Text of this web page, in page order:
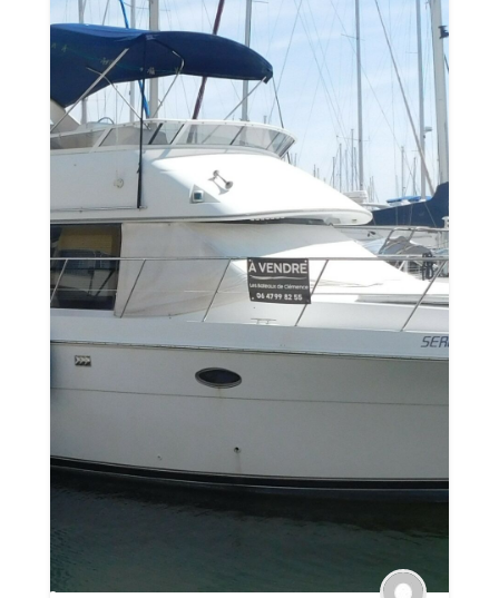
Saisir une annonce